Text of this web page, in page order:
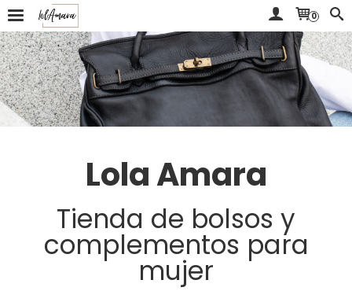
0
Lola Amara
Tienda de bolsos y
complementos para
mujer